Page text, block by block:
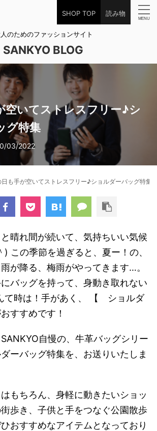
SHOP TOP 読み物
のためのファッションサイト
SANKYO BLOG
空いてストレスフリー♪シ
グ特集
03/2022
日も手が空いてストレスフリー♪ショルダーバッグ特集
晴れ間が続いて、気持ちいい気候
この季節を過ぎると、夏ー！の、
が降る、梅雨がやってきます…。
バッグを持って、身動き取れない
時は！手があく、 【 ショルダ
すすめです！
自慢の、牛革バッグシリー
ーバッグ特集を、お送りいたしま
もちろん、身軽に動きたいショッ
歩き、子供と手をつなぐ公園散歩
おすすめなアイテムとなっており